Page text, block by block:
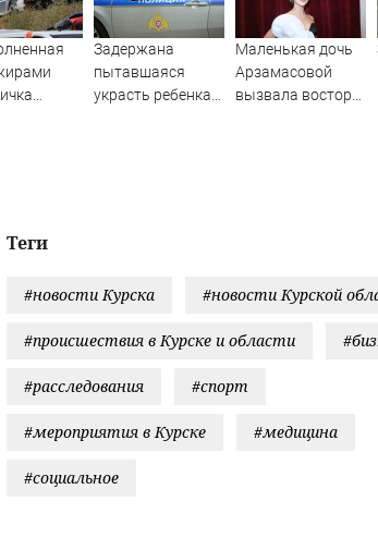
Задержана
пытавшаяся
украсть ребенка
Маленькая дочь
Арзамасовой
вызвала восторг
Теги
#новости Курска #новости Курской
#происшествия в Курске и области
#расследования #спорт
#мероприятия в Курске #медицина
#социальное